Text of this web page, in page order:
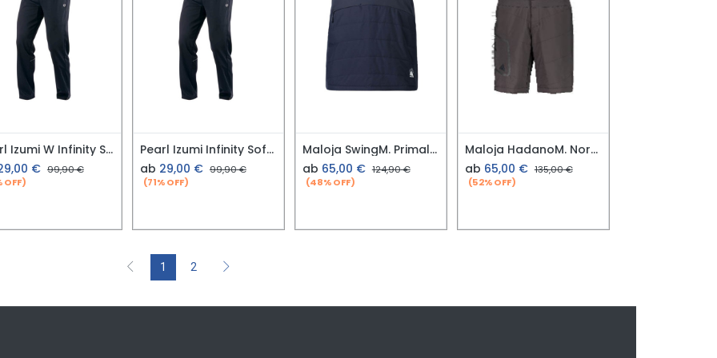
Pearl Izumi W Infinity Softshell Pant
€ 99,90€
OFF)
Pearl Izumi Infinity Softshell Pant
ab 29,00 € 99,90€
(71% OFF)
Maloja SwingM. Primaloft Skirt
ab 65,00 € 124,90€
(48% OFF)
Maloja HadanoM. Nordic Hybrid Shorts charcoal Gr. M
ab 65,00 € 135,00€
(52% OFF)
1 2